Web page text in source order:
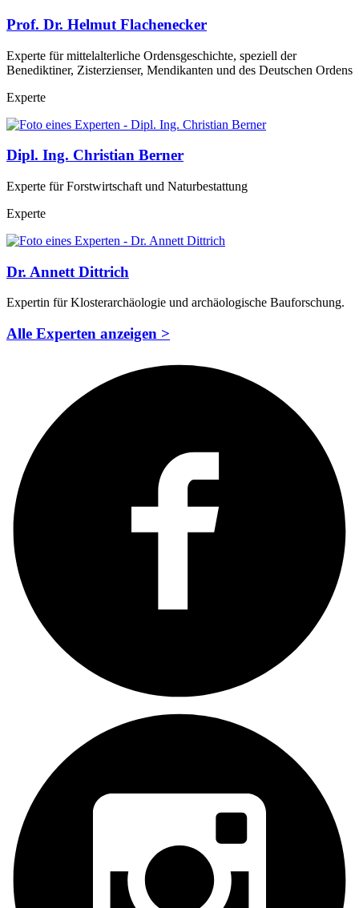
Prof. Dr. Helmut Flachenecker
Experte für mittelalterliche Ordensgeschichte, speziell der
Benediktiner, Zisterzienser, Mendikanten und des Deutschen Ordens
Experte
Dipl. Ing. Christian Berner
Experte für Forstwirtschaft und Naturbestattung
Experte
Dr. Annett Dittrich
Expertin für Klosterarchäologie und archäologische Bauforschung.
Alle Experten anzeigen >